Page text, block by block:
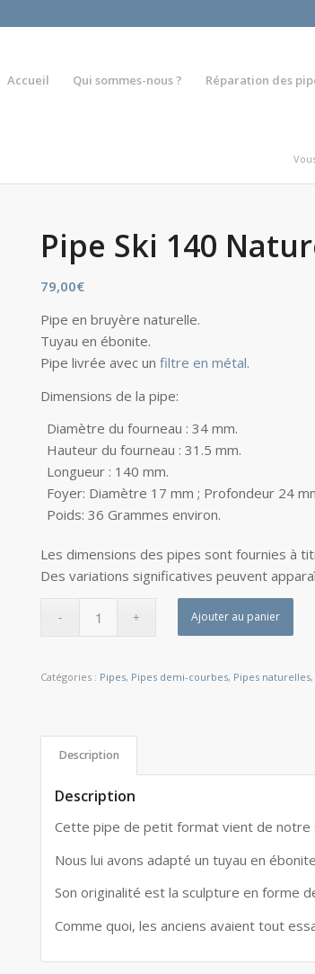
Accueil Qui sommes-nous ? Réparation des
Pipe Ski 140
79,00€
Pipe en bruyère naturelle.
Tuyau en ébonite.
Pipe livrée avec unfiltre en métal.
Dimensions de la pipe:
Diamètre du fourneau : 34 mm.
Hauteur du fourneau : 31.5 mm.
Longueur : 140 mm.
Foyer: Diamètre 17 mm ; Profondeur 24
Poids: 36 Grammes environ.
Les dimensions des pipes sont fournies à
Des variations significatives peuvent
Ajouter au panier
Catégories : Pipes, Pipes demi-courbes, Pipes naturelles,
Description
Description
Cette pipe de petit format vient de
Nous lui avons adapté un tuyau en
Son originalité est la sculpture en forme
Comme quoi, les anciens avaient tout